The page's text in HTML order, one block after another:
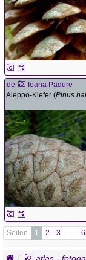
de
Ioana Padure
Aleppo-Kiefer (Pinus
Seiten 1 2 3
atlas -